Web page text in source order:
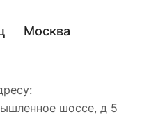
Москва
шоссе, д 5